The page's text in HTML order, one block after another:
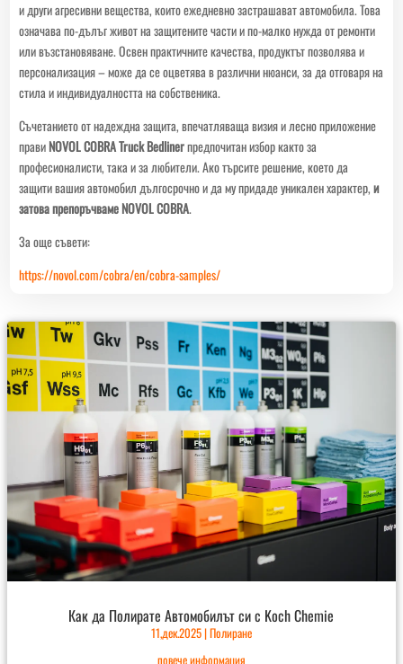
и други агресивни вещества, които ежедневно застрашават автомобила. Това
означава по-дълъг живот на защитените части и по-малко нужда от ремонти
или възстановяване. Освен практичните качества, продуктът позволява и
персонализация – може да се оцветява в различни нюанси, за да отговаря на
стила и индивидуалността на собственика.
Съчетанието от надеждна защита, впечатляваща визия и лесно приложение
правиNOVOL COBRA Truck Bedlinerпредпочитан избор както за
професионалисти, така и за любители. Ако търсите решение, което да
защити вашия автомобил дългосрочно и да му придаде уникален характер,и
затова препоръчваме NOVOL COBRA.
За още съвети:
https://novol.com/cobra/en/cobra-samples/
Как да Полирате Автомобилът си с Koch Chemie
11,дек.2025|Полиране
повече информация